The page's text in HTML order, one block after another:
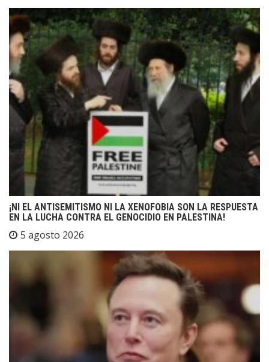
¡NI EL ANTISEMITISMO NI LA XENOFOBIA SON LA RESPUESTA
EN LA LUCHA CONTRA EL GENOCIDIO EN PALESTINA!
5 agosto 2026